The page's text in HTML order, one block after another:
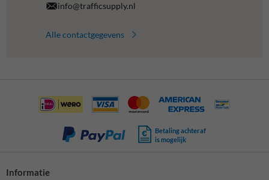
info@trafficsupply.nl
Alle contactgegevens
Betaling achteraf
is mogelijk
Informatie